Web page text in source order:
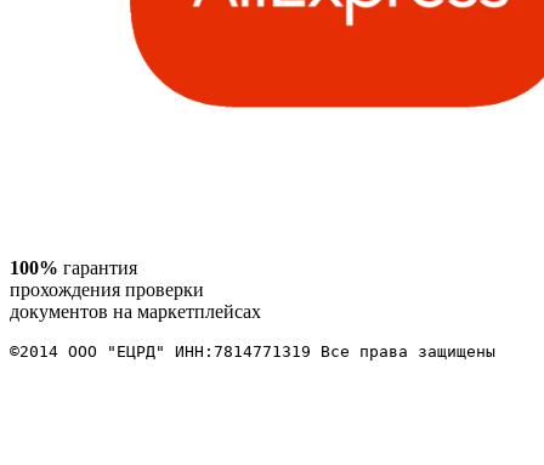
100% гарантия
прохождения проверки
документов на маркетплейсах
©2014 ООО "ЕЦРД" ИНН:7814771319 Все права защищены